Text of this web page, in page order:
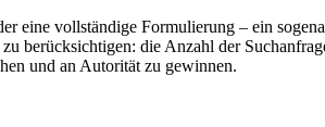
eine vollständige Formulierung – ein
berücksichtigen: die Anzahl der
und an Autorität zu gewinnen.